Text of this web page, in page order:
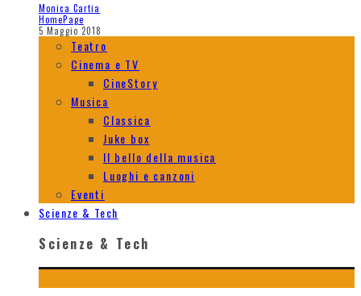
Monica Cartia
HomePage
5 Maggio 2018
Teatro
Cinema e TV
CineStory
Musica
Classica
Juke box
Il bello della musica
Luoghi e canzoni
Eventi
Scienze & Tech
Scienze & Tech